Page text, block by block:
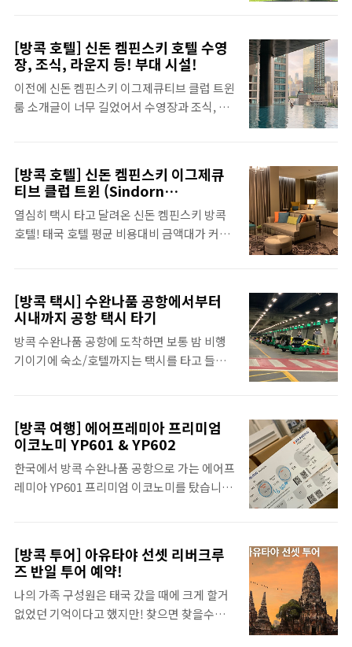
가 어려웠어서 호텔 바꾸는 날에 시간 버리지
말고 체크아웃하기 전에 푹 쉬고 놀다가 체크
아웃하면서 투어를 가자! 해서 결정한 방콕 반
일 투어입니다. 부모님과 태국 여행을 간다고
하면 하루 정도는 맘 편하게 투어 프로..
키 이그제큐티브 클럽 트윈 (Sindorn
Kempinski Hotel Executive Club Twin
Room) 열심히 택시 타고 달려온 신돈 켐핀스
키 방콕 호텔! 태국 호텔 평균 비용대비 금액대
텔로 신돈 켐핀 with.2jennieworld.com 2
탄의 수영장, 조식 라운지 소개 [태국 🇹🇭] -
[방콕 호텔] 신돈 켐핀스키 호텔 수영장, 조식,
라..
[방콕 호텔] 신돈 켐핀스키 호텔 수영
장, 조식, 라운지 등! 부대 시설!
이전에 신돈 켐핀스키 이그제큐티브 클럽 트윈
룸 소개글이 너무 길었어서 수영장과 조식, 라
브 클럽 트윈 (Sindorn Kempinski Hotel
Executive Club Twin Room) [방콕 호텔] 신
돈 켐핀스키 이그제큐티브 클럽 트윈
(Sindorn Kempinski Hotel Executive
대비 금액대가 커서 고민일 살-짝 했는데, 편하
고 쾌적하게 다녀오는 것이 이번 여행의 모토
였기에, 첫 호텔로 신돈 켐핀
with.2jennieworld.com 신..
[방콕 호텔] 신돈 켐핀스키 이그제큐
티브 클럽 트윈 (Sindorn
Kempinski Hotel Executive Club
Twin Room)
열심히 택시 타고 달려온 신돈 켐핀스키 방콕
호텔! 태국 호텔 평균 비용대비 금액대가 커서
라운지 이용이 가능한 이그제큐티브 클럽 트윈
룸으로 선택! 다시 봐도 너무나도 좋았던 방이
고, 나중에 가족들이랑 다시 방콕에 온다면 주
저 없이 선택할 호텔이 되었습니다. 신돈 켐핀
손수건과 티도 주시며 이것저것 많이 안내해
주세요. 라운지 이용 시간 등 방에 포함된 서비
스들을 알려주시니 주의 깊게 들어봅니다.. (태
국억양이 가미된 영어라 살-짝 못 알아들은 거
함정) 그리고 체크인 안내 해주신 분이 ..
[방콕 택시] 수완나품 공항에서부터
시내까지 공항 택시 타기
방콕 수완나품 공항에 도착하면 보통 밤 비행
기이기에 숙소/호텔까지는 택시를 타고 들어
그랩과 같은 택시 어플 이용 4. 공항 4층(출발
층)에서 내린 사람들 택시 탑승 미리 한국에서
픽업 택시를 예약하면 공항 도착하자마자 짐
찾고 나오면 이름이 적혀있는 이름판을 들고
지만! 공항 택시를 타는 것보다 2배 정도의 비
용이 들어서 나는 그냥 공항 택시를 타는 것으
로 결정! #픽업 택시는 인원 수 마다 좀 다르긴
한데 30,000원 정도부터 시작하는 것 같았어
요. 방콕 공항에서 택시 ..
[방콕 여행] 에어프레미아 프리미엄
이코노미 YP601 & YP602
한국에서 방콕 수완나품 공항으로 가는 에어프
레미아 YP601 프리미엄 이코노미를 탔습니
로 예약했어요. 제가 가려는 날짜에 보통 이코
노미가 50만 원 정도이고, 비즈니스는 180만
원 정도였기에 합리적인 가격으로 잘 다녀온
듯합니다! 에어프레미아 프리미엄 이코노미
[방콕 투어] 아유타야 선셋 리버크루
즈 반일 투어 예약!
나의 가족 구성원은 태국 갔을 때에 크게 할거
없었던 기억이다고 했지만! 찾으면 찾을수록